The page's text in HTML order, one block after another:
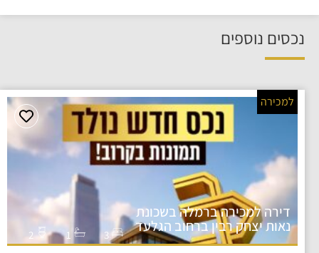
נכסים נוספים
דירה למכירה ברמלה בשכונת
נאות יצחק רבין ברחוב הגלעד 3
1
2
למכירה